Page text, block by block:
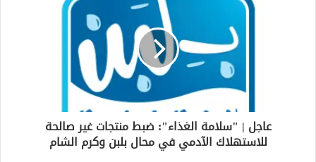
عاجل | "سلامة الغذاء": ضبط منتجات غير صالحة
للاستهلاك الآدمي في محال بلبن وكرم الشام